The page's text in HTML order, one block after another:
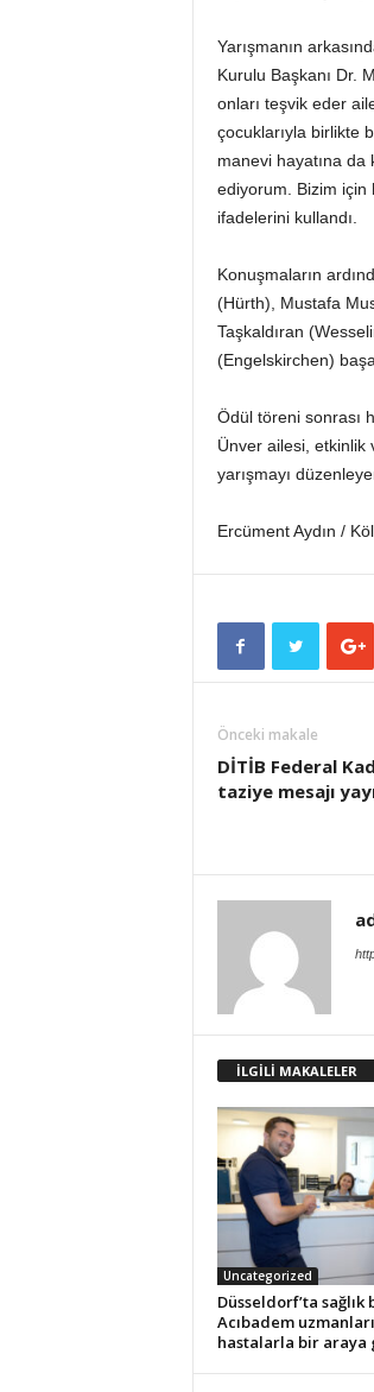
Yarışmanın
Kurulu Başkanı Dr.
onları teşvik eder
çocuklarıyla birlikte
manevi hayatına da
ediyorum. Bizim için
ifadelerini kullandı.
Konuşmaların
(Hürth), Mustafa
Taşkaldıran
(Engelskirchen)
Ödül töreni sonrası
Ünver ailesi, etkinlik
yarışmayı
Ercüment Aydın /
Önceki makale
DİTİB Federal
taziye mesajı
İLGİLİ MAKALELER
Uncategorized
Düsseldorf’ta sağlık
Acıbadem uzmanları
hastalarla bir araya